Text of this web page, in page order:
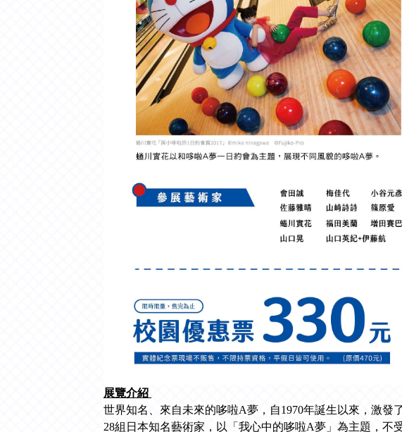
展覽介紹
世界知名、來自未來的哆啦A夢，自1970年誕生以來，激
28組日本知名藝術家，以「我心中的哆啦A夢」為主題，